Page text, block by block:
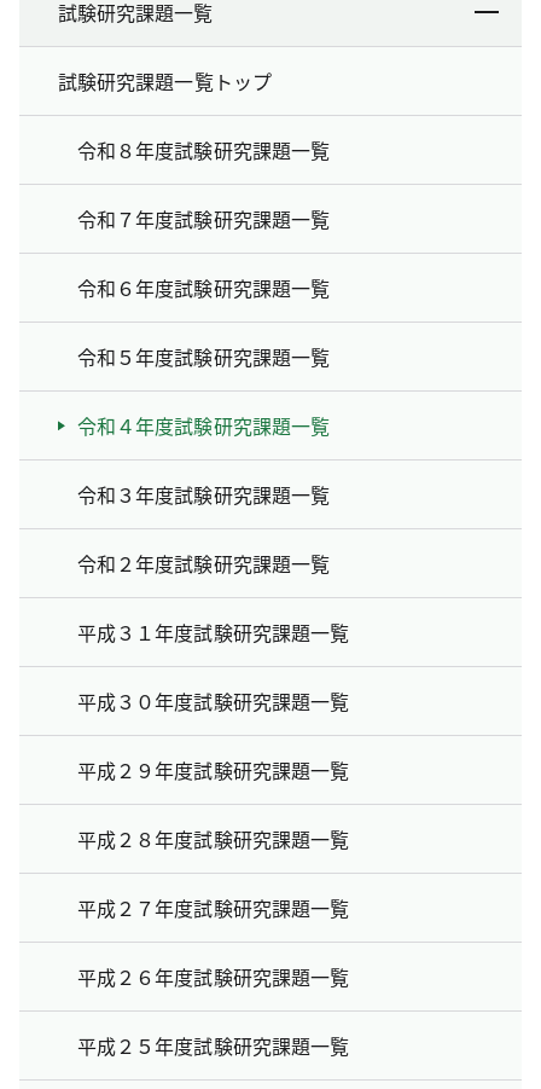
試験研究課題一覧
試験研究課題一覧トップ
令和８年度試験研究課題一覧
令和７年度試験研究課題一覧
令和６年度試験研究課題一覧
令和５年度試験研究課題一覧
令和４年度試験研究課題一覧
令和３年度試験研究課題一覧
令和２年度試験研究課題一覧
平成３１年度試験研究課題一覧
平成３０年度試験研究課題一覧
平成２９年度試験研究課題一覧
平成２８年度試験研究課題一覧
平成２７年度試験研究課題一覧
平成２６年度試験研究課題一覧
平成２５年度試験研究課題一覧